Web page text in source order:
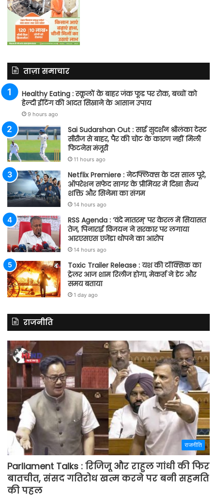
ताज़ा समाचार
Healthy Eating : स्कूलों के बाहर जंक फूड पर रोक, बच्चों को
हेल्दी ईटिंग की आदत सिखाने के आसान उपाय
9 hours ago
Sai Sudarshan Out : साई सुदर्शन श्रीलंका टेस्ट
सीरीज से बाहर, पैर की चोट के कारण नहीं मिली
फिटनेस मंजूरी
11 hours ago
Netflix Premiere : नेटफ्लिक्स के दस साल पूरे,
ऑपरेशन सफेद सागर के प्रीमियर में दिखा सैन्य
शक्ति और सिनेमा का संगम
14 hours ago
RSS Agenda : ‘वंदे मातरम्’ पर केरल में सियासत
तेज, पिनाराई विजयन ने सरकार पर लगाया
आरएसएस एजेंडा थोपने का आरोप
14 hours ago
Toxic Trailer Release : यश की टॉक्सिक का
ट्रेलर आज शाम रिलीज होगा, मेकर्स ने डेट और
समय बताया
1 day ago
राजनीति
राजनीति
Parliament Talks : रिजिजू और राहुल गांधी की फिर
बातचीत, संसद गतिरोध खत्म करने पर बनी सहमति
की पहल